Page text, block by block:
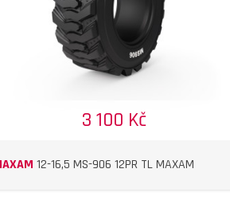
3 100 Kč
12-16,5 MS-906 12PR TL MAXAM